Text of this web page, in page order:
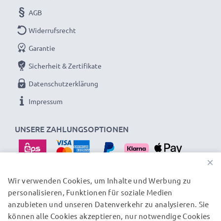
dass er exakt in das Akkufach Ihres Laptops passt.
UNSERE ZAHLUNGSOPTIONEN
AGB
Widerrufsrecht
Garantie
Sicherheit & Zertifikate
Datenschutzerklärung
Impressum
UNSERE VERSANDPARTNER
×
Wir verwenden Cookies, um Inhalte und Werbung zu
personalisieren, Funktionen für soziale Medien
anzubieten und unseren Datenverkehr zu analysieren. Sie
können alle Cookies akzeptieren, nur notwendige Cookies